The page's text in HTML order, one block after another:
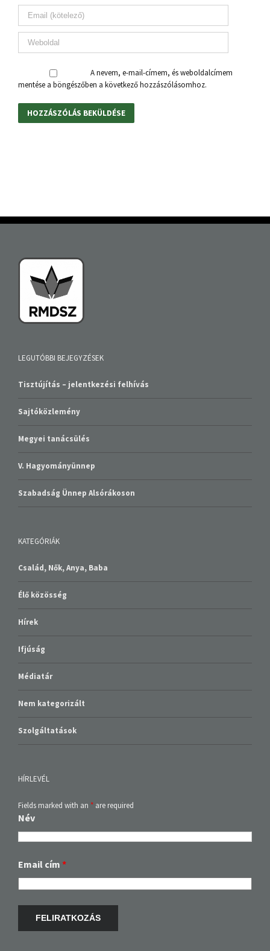
A nevem, e-mail-címem, és weboldalcímem
mentése a böngészőben a következő hozzászólásomhoz.
LEGUTÓBBI BEJEGYZÉSEK
Tisztújítás – jelentkezési felhívás
Sajtóközlemény
Megyei tanácsülés
V. Hagyományünnep
Szabadság Ünnep Alsórákoson
KATEGÓRIÁK
Család, Nők, Anya, Baba
Élő közösség
Hírek
Ifjúság
Médiatár
Nem kategorizált
Szolgáltatások
HÍRLEVÉL
Fields marked with an * are required
Név
Email cím *